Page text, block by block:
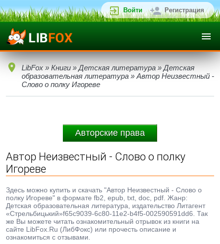
Войти Регистрация
LibFox » Книги » Детская литература » Детская
образовательная литература » Автор Неизвестный -
Слово о полку Игореве
Авторские права
Автор Неизвестный - Слово о полку
Игореве
Здесь можно купить и скачать "Автор Неизвестный - Слово о
полку Игореве" в формате fb2, epub, txt, doc, pdf. Жанр:
Детская образовательная литература, издательство Литагент
«Стрельбицький»f65c9039-6c80-11e2-b4f5-002590591dd6. Так
же Вы можете читать ознакомительный отрывок из книги на
сайте LibFox.Ru (ЛибФокс) или прочесть описание и
ознакомиться с отзывами.